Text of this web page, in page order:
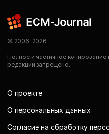
© 2006-2026
Полное и частичное
редакции запрещено.
О проекте
О персональных данных
Согласие на обработку